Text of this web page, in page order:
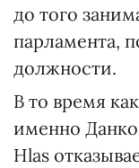
до того
парламента,
должности.
В то время
именно
Hlas